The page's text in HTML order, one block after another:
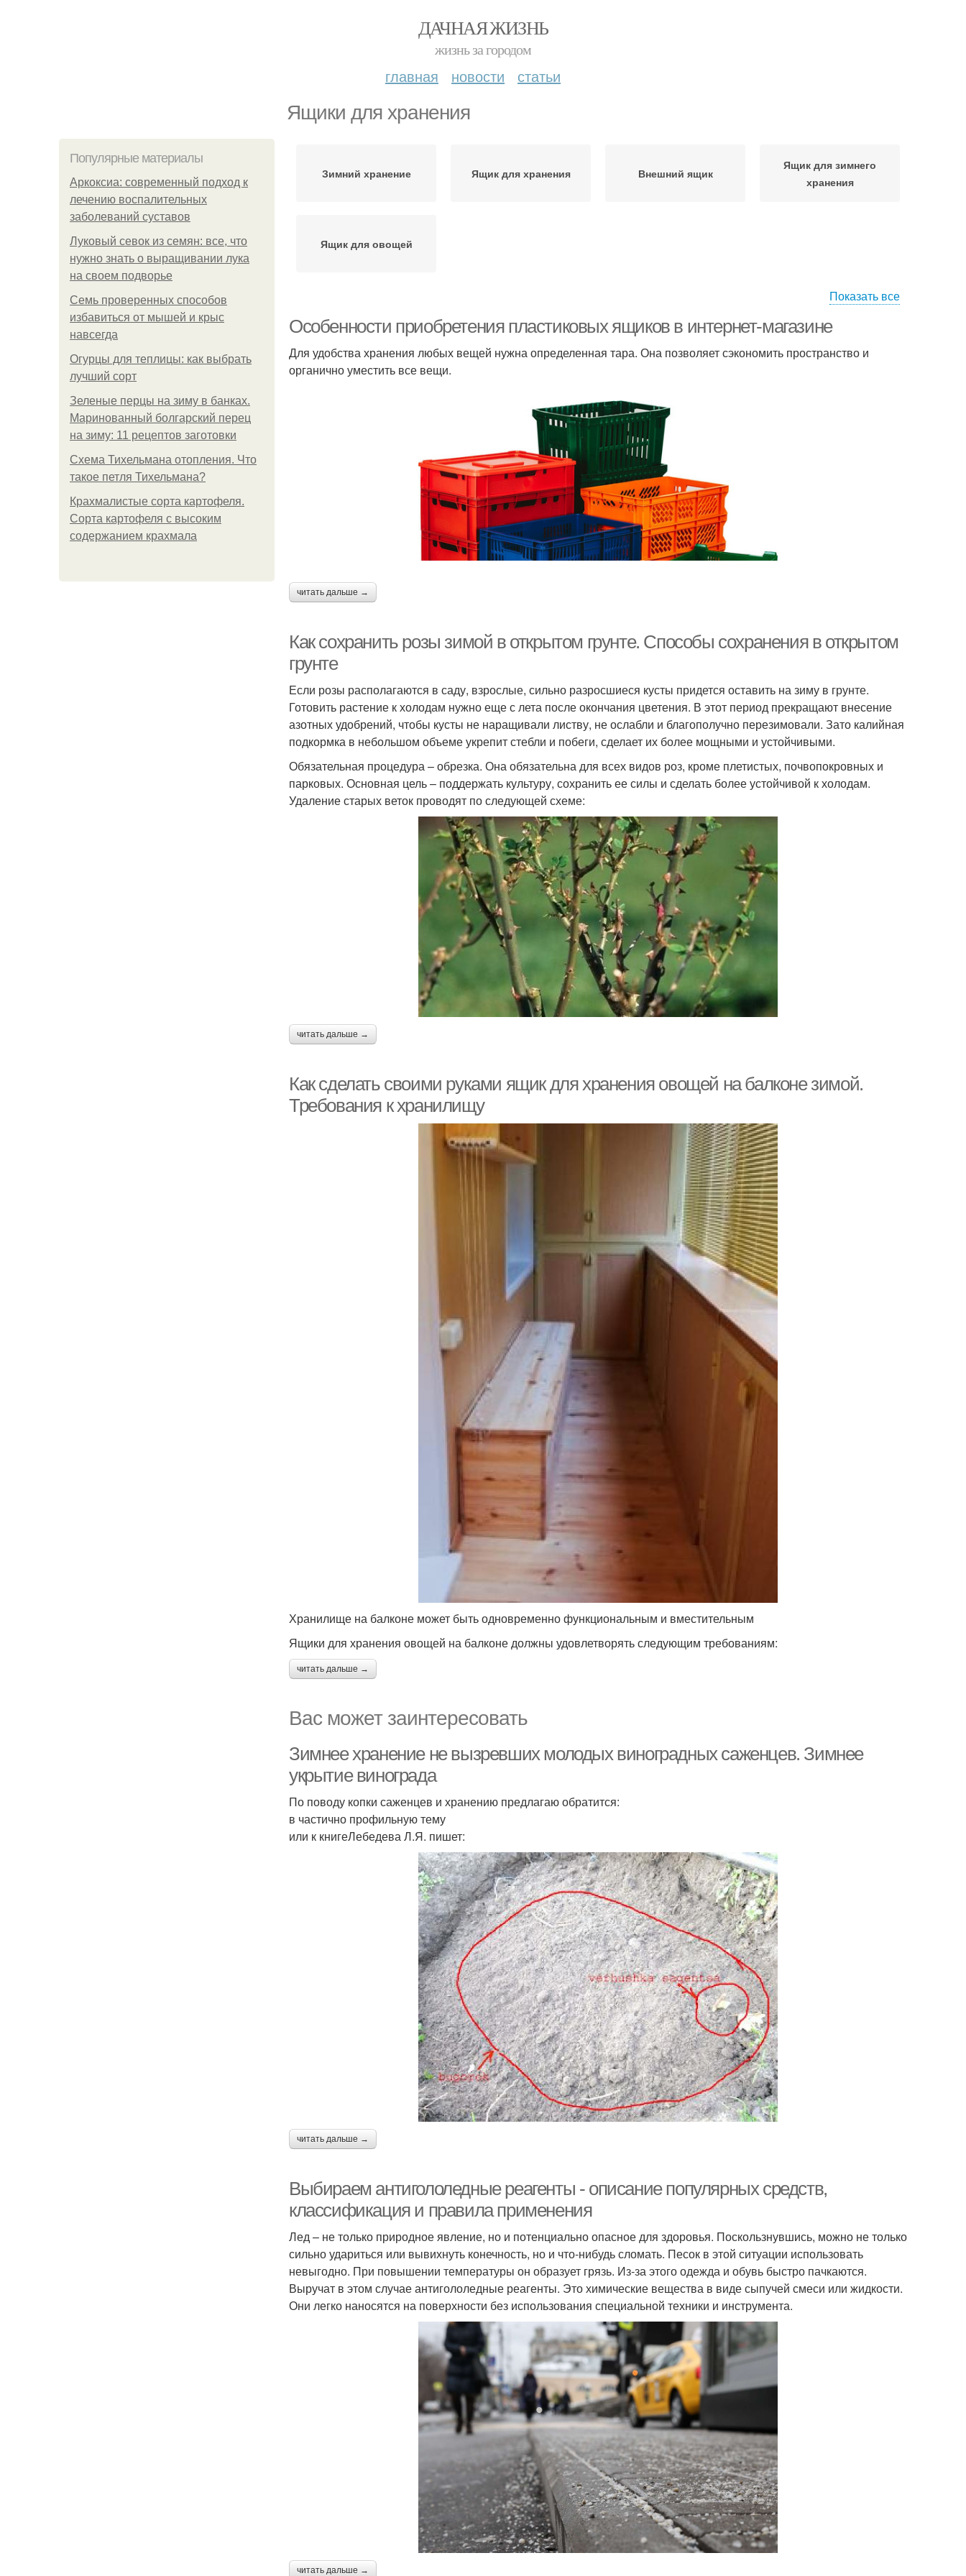
ДАЧНАЯ ЖИЗНЬ
жизнь за городом
главная новости статьи
Ящики для хранения
Популярные материалы
Аркоксиа: современный подход к
лечению воспалительных
заболеваний суставов
Луковый севок из семян: все, что
нужно знать о выращивании лука
на своем подворье
Семь проверенных способов
избавиться от мышей и крыс
навсегда
Огурцы для теплицы: как выбрать
лучший сорт
Зеленые перцы на зиму в банках.
Маринованный болгарский перец
на зиму: 11 рецептов заготовки
Схема Тихельмана отопления. Что
такое петля Тихельмана?
Крахмалистые сорта картофеля.
Сорта картофеля с высоким
содержанием крахмала
Зимний хранение Ящик для хранения Внешний ящик
Ящик для зимнего
хранения
Ящик для овощей
Показать все
Особенности приобретения пластиковых ящиков в интернет-магазине
Для удобства хранения любых вещей нужна определенная тара. Она позволяет сэкономить пространство и
органично уместить все вещи.
читать дальше →
Как сохранить розы зимой в открытом грунте. Способы сохранения в открытом
грунте
Если розы располагаются в саду, взрослые, сильно разросшиеся кусты придется оставить на зиму в грунте.
Готовить растение к холодам нужно еще с лета после окончания цветения. В этот период прекращают внесение
азотных удобрений, чтобы кусты не наращивали листву, не ослабли и благополучно перезимовали. Зато калийная
подкормка в небольшом объеме укрепит стебли и побеги, сделает их более мощными и устойчивыми.
Обязательная процедура – обрезка. Она обязательна для всех видов роз, кроме плетистых, почвопокровных и
парковых. Основная цель – поддержать культуру, сохранить ее силы и сделать более устойчивой к холодам.
Удаление старых веток проводят по следующей схеме:
читать дальше →
Как сделать своими руками ящик для хранения овощей на балконе зимой.
Требования к хранилищу
Хранилище на балконе может быть одновременно функциональным и вместительным
Ящики для хранения овощей на балконе должны удовлетворять следующим требованиям:
читать дальше →
Вас может заинтересовать
Зимнее хранение не вызревших молодых виноградных саженцев. Зимнее
укрытие винограда
По поводу копки саженцев и хранению предлагаю обратится:
в частично профильную тему
или к книгеЛебедева Л.Я. пишет:
читать дальше →
Выбираем антигололедные реагенты - описание популярных средств,
классификация и правила применения
Лед – не только природное явление, но и потенциально опасное для здоровья. Поскользнувшись, можно не только
сильно удариться или вывихнуть конечность, но и что-нибудь сломать. Песок в этой ситуации использовать
невыгодно. При повышении температуры он образует грязь. Из-за этого одежда и обувь быстро пачкаются.
Выручат в этом случае антигололедные реагенты. Это химические вещества в виде сыпучей смеси или жидкости.
Они легко наносятся на поверхности без использования специальной техники и инструмента.
читать дальше →